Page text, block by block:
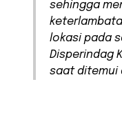
sehingga
lokasi pada
Disperindag
saat ditemui